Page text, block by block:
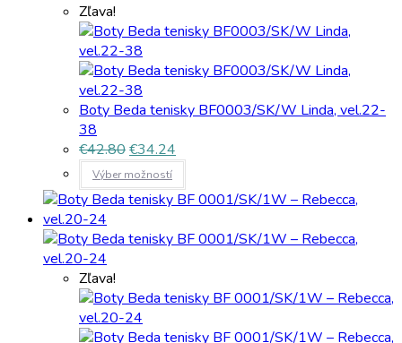
Zľava!
Boty Beda tenisky BF0003/SK/W Linda, vel.22-
38
€42.80€34.24
Výber možností
Zľava!